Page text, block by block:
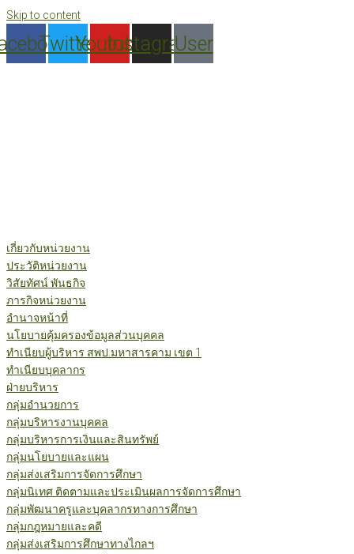
Skip to content
TwitterYoutube
Instagram
User
เกี่ยวกับหน่วยงาน
ประวัติหน่วยงาน
วิสัยทัศน์ พันธกิจ
ภารกิจหน่วยงาน
อำนาจหน้าที่
นโยบายคุ้มครองข้อมูลส่วนบุคคล
ทำเนียบผู้บริหาร สพป.มหาสารคาม เขต 1
ทำเนียบบุคลากร
ฝ่ายบริหาร
กลุ่มอำนวยการ
กลุ่มบริหารงานบุคคล
กลุ่มบริหารการเงินและสินทรัพย์
กลุ่มนโยบายและแผน
กลุ่มส่งเสริมการจัดการศึกษา
กลุ่มนิเทศ ติดตามและประเมินผลการจัดการศึกษา
กลุ่มพัฒนาครูและบุคลากรทางการศึกษา
กลุ่มกฎหมายและคดี
กลุ่มส่งเสริมการศึกษาทางไกลฯ